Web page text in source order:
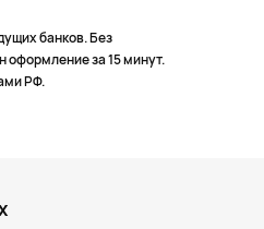
банков. Без
оформление за 15 минут.
РФ.